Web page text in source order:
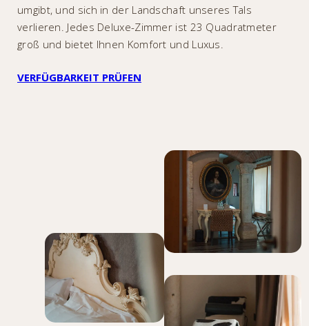
umgibt, und sich in der Landschaft unseres Tals
verlieren. Jedes Deluxe-Zimmer ist 23 Quadratmeter
groß und bietet Ihnen Komfort und Luxus.
VERFÜGBARKEIT PRÜFEN